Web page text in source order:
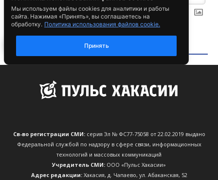
Св-во регистрации СМИ:серия Эл № ФС77-75058 от 22.02.2019 выдано
Федеральной службой по надзору в сфере связи, информационных
технологий и массовых коммуникаций
Учредитель СМИ: ООО «Пульс Хакасии»
Адрес редакции:Хакасия, д. Чапаево, ул. Абаканская, 52